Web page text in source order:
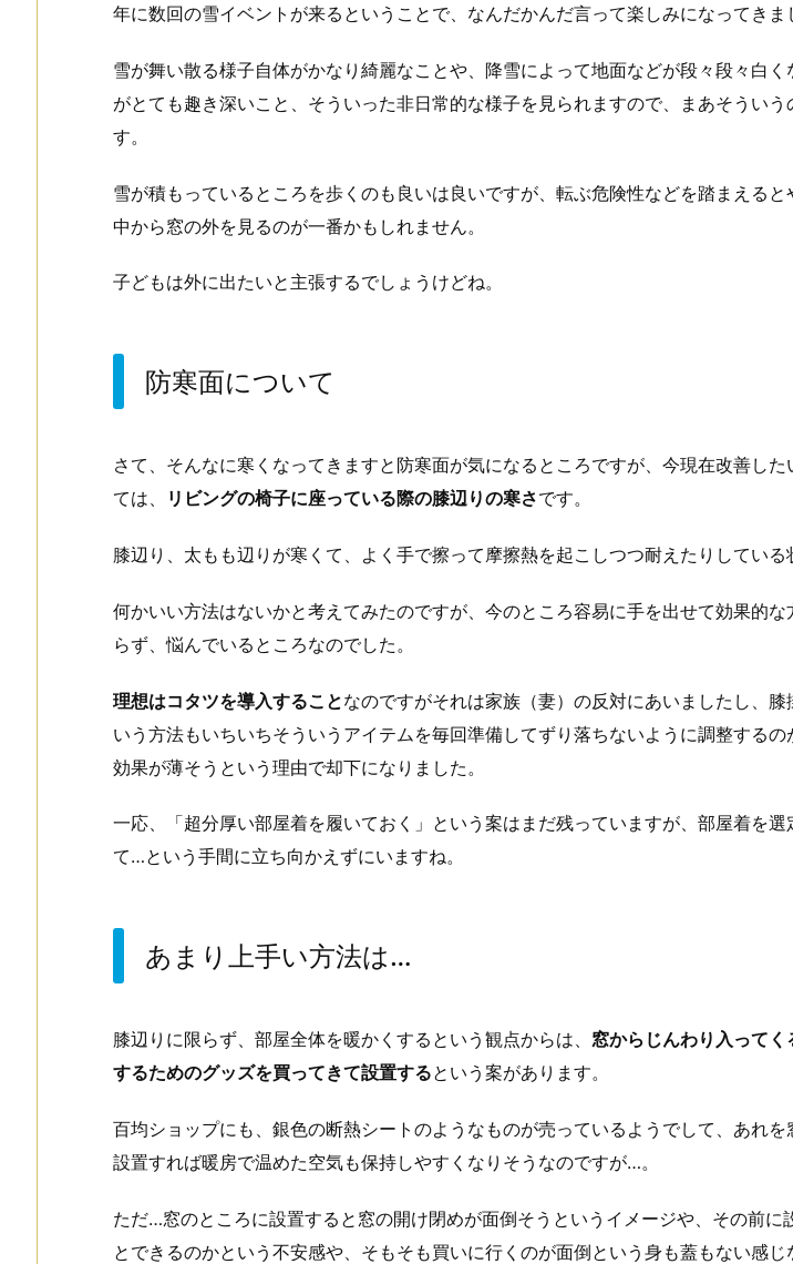
年に数回の雪イベントが来るということで、なんだかんだ言って楽しみになってきま
雪が舞い散る様子自体がかなり綺麗なことや、降雪によって地面などが段々段々白く
がとても趣き深いこと、そういった非日常的な様子を見られますので、まあそういう
す。
雪が積もっているところを歩くのも良いは良いですが、転ぶ危険性などを踏まえると
中から窓の外を見るのが一番かもしれません。
子どもは外に出たいと主張するでしょうけどね。
防寒面について
さて、そんなに寒くなってきますと防寒面が気になるところですが、今現在改善した
ては、
リビングの椅子に座っている際の膝辺りの寒さです。
膝辺り、太もも辺りが寒くて、よく手で擦って摩擦熱を起こしつつ耐えたりしている
何かいい方法はないかと考えてみたのですが、今のところ容易に手を出せて効果的な
らず、悩んでいるところなのでした。
理想はコタツを導入することなのですがそれは家族（妻）の反対にあいましたし、膝
いう方法もいちいちそういうアイテムを毎回準備してずり落ちないように調整するの
効果が薄そうという理由で却下になりました。
一応、「超分厚い部屋着を履いておく」という案はまだ残っていますが、部屋着を選
て…という手間に立ち向かえずにいますね。
あまり上手い方法は…
膝辺りに限らず、部屋全体を暖かくするという観点からは、 窓からじんわり入ってく
するためのグッズを買ってきて設置するという案があります。
百均ショップにも、銀色の断熱シートのようなものが売っているようでして、あれを
設置すれば暖房で温めた空気も保持しやすくなりそうなのですが…。
ただ…窓のところに設置すると窓の開け閉めが面倒そうというイメージや、その前に
とできるのかという不安感や、そもそも買いに行くのが面倒という身も蓋もない感じ